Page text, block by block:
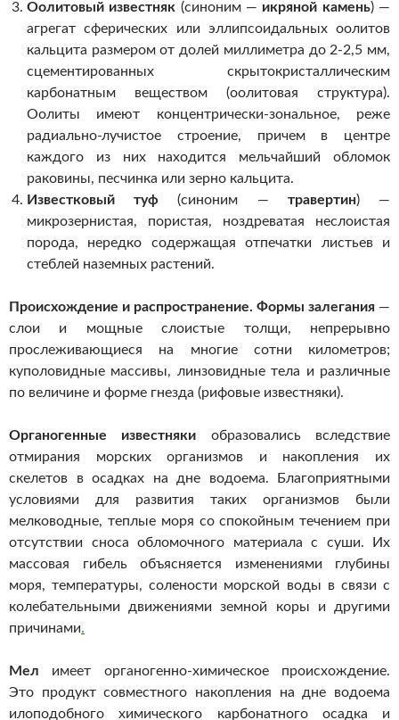
Оолитовый известняк (синоним — икряной камень) —
агрегат сферических или эллипсоидальных оолитов
кальцита размером от долей миллиметра до 2-2,5 мм,
сцементированных скрытокристаллическим
карбонатным веществом (оолитовая структура).
Оолиты имеют концентрически-зональное, реже
радиально-лучистое строение, причем в центре
каждого из них находится мельчайший обломок
раковины, песчинка или зерно кальцита.
Известковый туф (синоним — травертин) —
микрозернистая, пористая, ноздреватая неслоистая
порода, нередко содержащая отпечатки листьев и
стеблей наземных растений.
Происхождение и распространение. Формы залегания —
слои и мощные слоистые толщи, непрерывно
прослеживающиеся на многие сотни километров;
куполовидные массивы, линзовидные тела и различные
по величине и форме гнезда (рифовые известняки).
Органогенные известняки образовались вследствие
отмирания морских организмов и накопления их
скелетов в осадках на дне водоема. Благоприятными
условиями для развития таких организмов были
мелководные, теплые моря со спокойным течением при
отсутствии сноса обломочного материала с суши. Их
массовая гибель объясняется изменениями глубины
моря, температуры, солености морской воды в связи с
колебательными движениями земной коры и другими
причинами.
Мел имеет органогенно-химическое происхождение.
Это продукт совместного накопления на дне водоема
илоподобного химического карбонатного осадка и